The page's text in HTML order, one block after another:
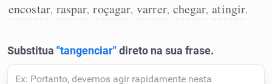
Detector de IA
encostar, raspar, roçagar, varrer, chegar, atingir.